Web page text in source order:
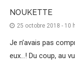
NOUKETTE
25 octobre 2018 - 10
Je n’avais pas
eux…! Du coup, au